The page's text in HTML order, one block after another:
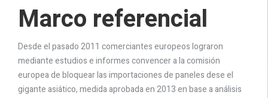
Marco referencial
Desde el pasado 2011 comerciantes europeos lograron
mediante estudios e informes convencer a la comisión
europea de bloquear las importaciones de paneles dese el
gigante asiático, medida aprobada en 2013 en base a análisis